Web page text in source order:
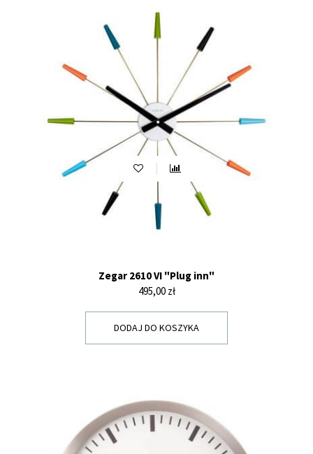
Zegar 2610 VI "Plug inn"
Cena
495,00 zł
DODAJ DO KOSZYKA